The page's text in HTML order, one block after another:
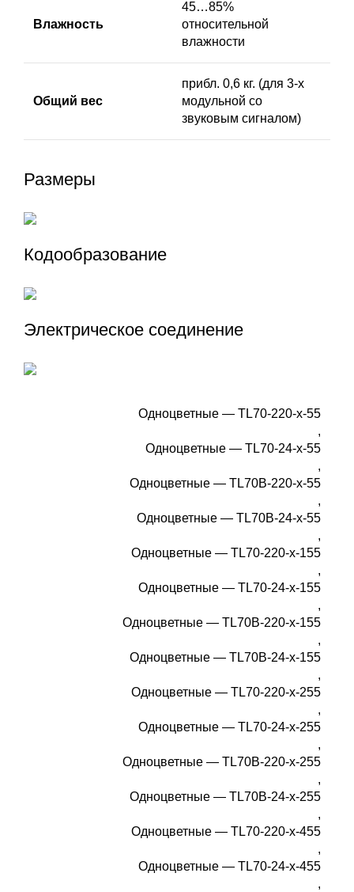
Влажность
45…85%
относительной
влажности
Общий вес
прибл. 0,6 кг. (для 3-х
модульной со
звуковым сигналом)
Размеры
Кодообразование
Электрическое соединение
Одноцветные — TL70-220-x-55
,
Одноцветные — TL70-24-x-55
,
Одноцветные — TL70B-220-x-55
,
Одноцветные — TL70B-24-x-55
,
Одноцветные — TL70-220-x-155
,
Одноцветные — TL70-24-x-155
,
Одноцветные — TL70B-220-x-155
,
Одноцветные — TL70B-24-x-155
,
Одноцветные — TL70-220-x-255
,
Одноцветные — TL70-24-x-255
,
Одноцветные — TL70B-220-x-255
,
Одноцветные — TL70B-24-x-255
,
Одноцветные — TL70-220-x-455
,
Одноцветные — TL70-24-x-455
,